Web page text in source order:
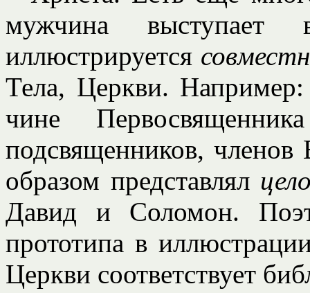
мужчина выступает
иллюстрируется
Тела, Церкви.
чине
подсвященников,
образом представлял
Давид и Соломон.
прототипа в
Церкви соответствует